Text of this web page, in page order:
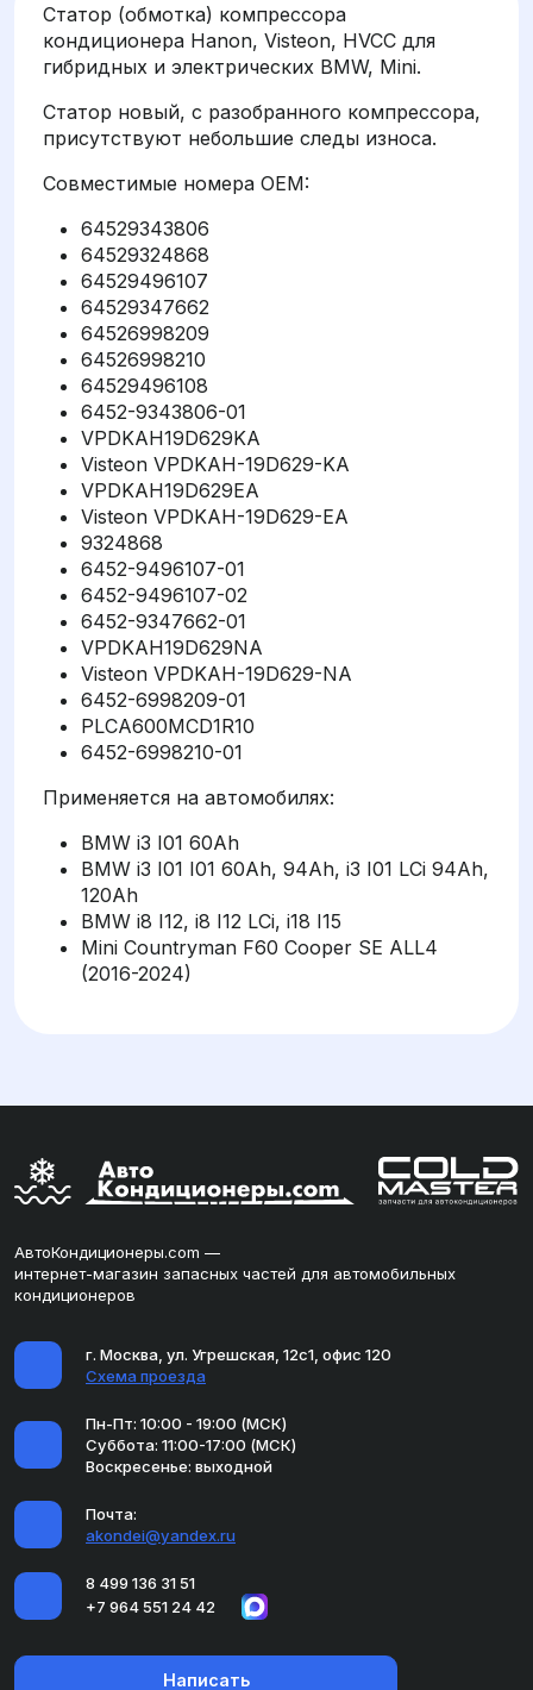
Статор (обмотка) компрессора
кондиционера Hanon, Visteon, HVCC для
гибридных и электрических BMW, Mini.
Статор новый, с разобранного компрессора,
присутствуют небольшие следы износа.
Совместимые номера OEM:
64529343806
64529324868
64529496107
64529347662
64526998209
64526998210
64529496108
6452-9343806-01
VPDKAH19D629KA
Visteon VPDKAH-19D629-KA
VPDKAH19D629EA
Visteon VPDKAH-19D629-EA
9324868
6452-9496107-01
6452-9496107-02
6452-9347662-01
VPDKAH19D629NA
Visteon VPDKAH-19D629-NA
6452-6998209-01
PLCA600MCD1R10
6452-6998210-01
Применяется на автомобилях:
BMW i3 I01 60Ah
BMW i3 I01 I01 60Ah, 94Ah, i3 I01 LCi 94Ah,
120Ah
BMW i8 I12, i8 I12 LCi, i18 I15
Mini Countryman F60 Cooper SE ALL4
(2016-2024)
АвтоКондиционеры.com —
интернет-магазин запасных частей для автомобильных
кондиционеров
г. Москва, ул. Угрешская, 12с1, офис 120
Схема проезда
Пн-Пт: 10:00 - 19:00 (МСК)
Суббота: 11:00-17:00 (МСК)
Воскресенье: выходной
Почта:
akondei@yandex.ru
8 499 136 31 51
+7 964 551 24 42
Написать